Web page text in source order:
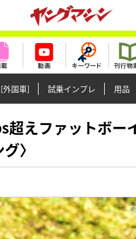
外国車] 試乗インプレ 用品
えファットボー
〉